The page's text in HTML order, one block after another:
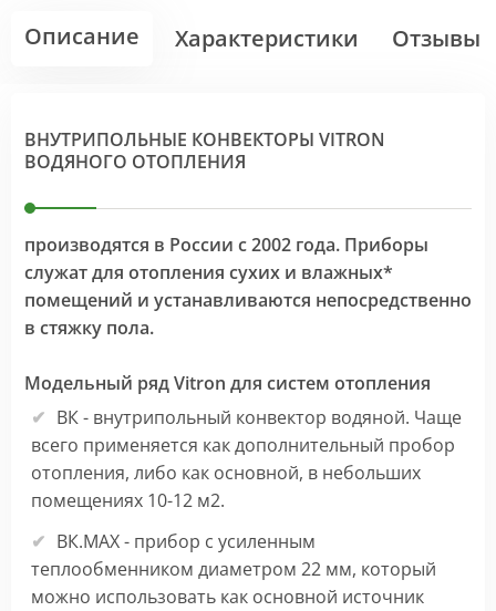
Описание Характеристики Отзывы
ВНУТРИПОЛЬНЫЕ КОНВЕКТОРЫ VITRON
ВОДЯНОГО ОТОПЛЕНИЯ
производятся в России с 2002 года. Приборы
служат для отопления сухих и влажных*
помещений и устанавливаются непосредственно
в стяжку пола.
Модельный ряд Vitron для систем отопления
ВК - внутрипольный конвектор водяной. Чаще
всего применяется как дополнительный пробор
отопления, либо как основной, в небольших
помещениях 10-12 м2.
ВК.МАХ - прибор с усиленным
теплообменником диаметром 22 мм, который
можно использовать как основной источник